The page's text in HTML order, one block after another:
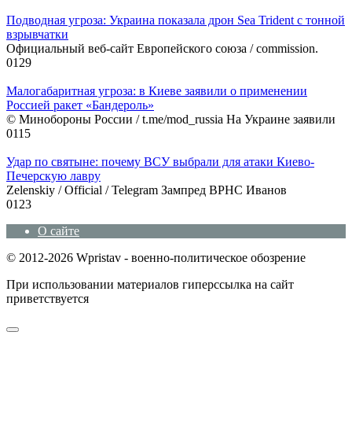
Подводная угроза: Украина показала дрон Sea Trident с тонной
взрывчатки
Официальный веб-сайт Европейского союза / commission.
0129
Малогабаритная угроза: в Киеве заявили о применении
Россией ракет «Бандероль»
© Минобороны России / t.me/mod_russia На Украине заявили
0115
Удар по святыне: почему ВСУ выбрали для атаки Киево-
Печерскую лавру
Zеlеnskiу / Оfficiаl / Telegram Зампред ВРНС Иванов
0123
О сайте
© 2012-2026 Wpristav - военно-политическое обозрение
При использовании материалов гиперссылка на сайт
приветствуется